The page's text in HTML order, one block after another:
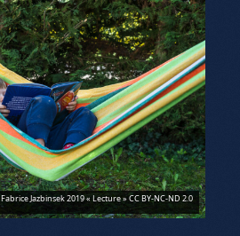
Fabrice Jazbinsek 2019 « Lecture » CC BY-NC-ND 2.0